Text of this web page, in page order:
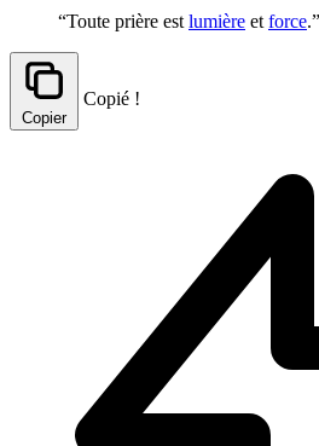
“Toute prière est lumière et force.”
Copier
Copié !